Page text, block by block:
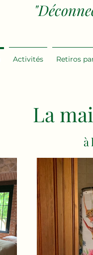
Activités Retiros
La
à